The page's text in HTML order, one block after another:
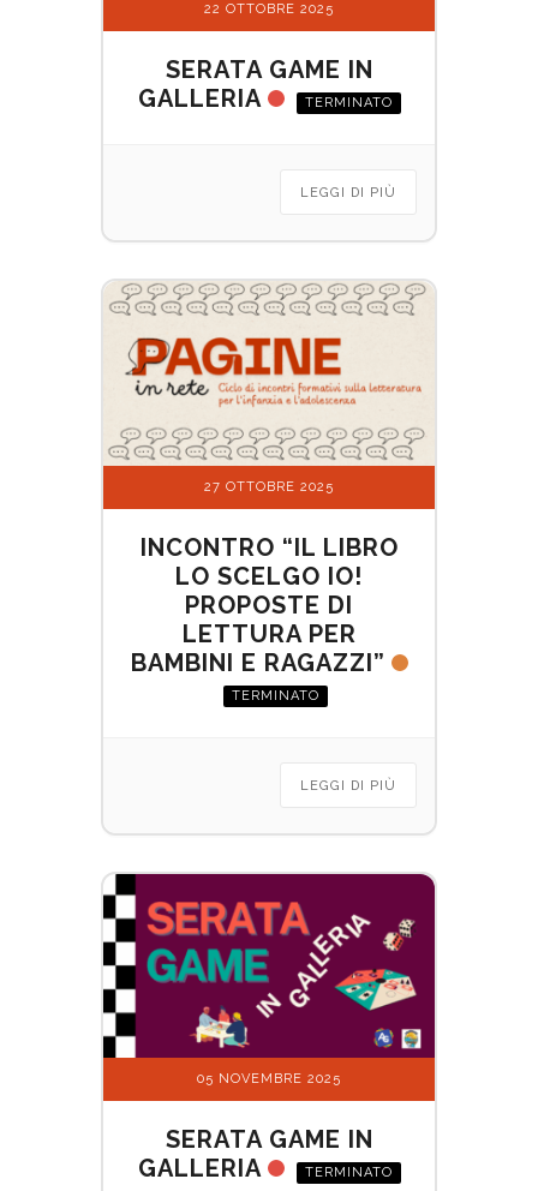
22 OTTOBRE 2025
SERATA GAME IN
GALLERIA
TERMINATO
LEGGI DI PIÙ
27 OTTOBRE 2025
INCONTRO “IL LIBRO
LO SCELGO IO!
PROPOSTE DI
LETTURA PER
BAMBINI E RAGAZZI”
TERMINATO
LEGGI DI PIÙ
05 NOVEMBRE 2025
SERATA GAME IN
GALLERIA
TERMINATO